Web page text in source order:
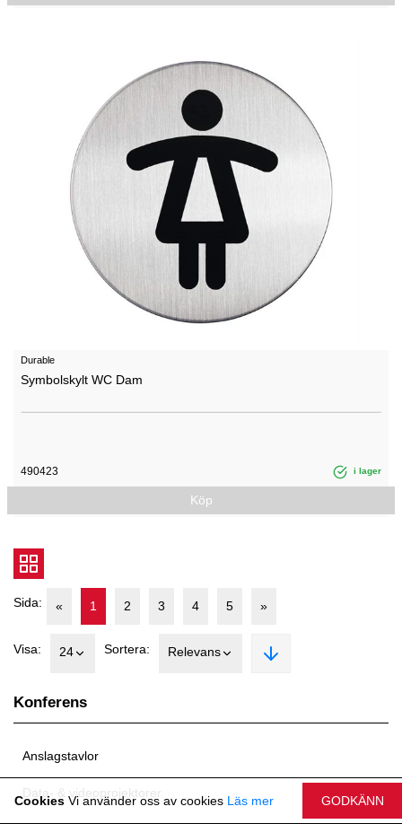
Konferens
Anslagstavlor
Data- & videoprojektorer
Durable
Symbolskylt WC Dam
490423 i lager
Köp
Sida: « 1 2 3 4 5 »
Visa: 24 Sortera: Relevans
CookiesVi använder oss av cookies Läs mer GODKÄNN